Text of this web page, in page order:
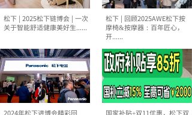
松下 | 2025松下链博会 | 一次
关于智能舒适健康美好生......
松下 | 回顾2025AWE松下按
摩椅&按摩器：百年匠心，
开......
2024年松下进博会精彩回 国家补贴+双11优惠，松下双